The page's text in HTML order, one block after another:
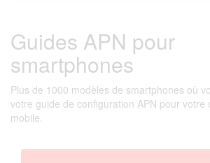
Guides APN pour
smartphones
Plus de 1000 modèles de smartphones où
votre guide de configuration APN pour votre
mobile.